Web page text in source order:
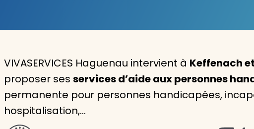
Aide à la personne
Seniors
Handicaps
VIVASERVICES Haguenau intervient à Keffenach
proposer ses services d’aide aux personnes
permanente pour personnes handicapées,
hospitalisation,…